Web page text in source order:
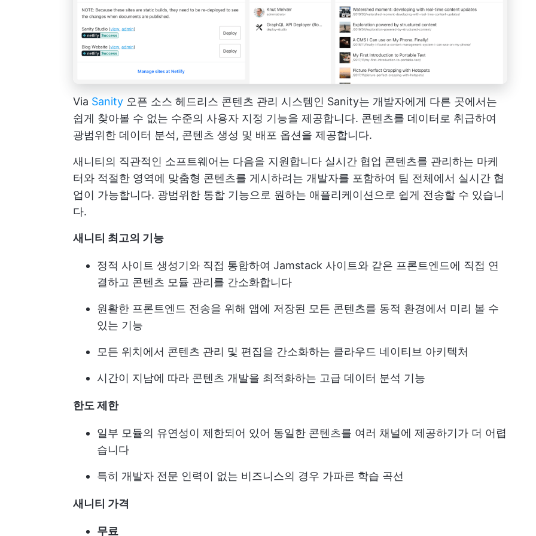
Via Sanity 오픈 소스 헤드리스 콘텐츠 관리 시스템인 Sanity는 개발자에게 다른 곳에서는
쉽게 찾아볼 수 없는 수준의 사용자 지정 기능을 제공합니다. 콘텐츠를 데이터로 취급하여
광범위한 데이터 분석, 콘텐츠 생성 및 배포 옵션을 제공합니다.
새니티의 직관적인 소프트웨어는 다음을 지원합니다 실시간 협업 콘텐츠를 관리하는 마케
터와 적절한 영역에 맞춤형 콘텐츠를 게시하려는 개발자를 포함하여 팀 전체에서 실시간 협
업이 가능합니다. 광범위한 통합 기능으로 원하는 애플리케이션으로 쉽게 전송할 수 있습니
다.
새니티 최고의 기능
정적 사이트 생성기와 직접 통합하여 Jamstack 사이트와 같은 프론트엔드에 직접 연
결하고 콘텐츠 모듈 관리를 간소화합니다
원활한 프론트엔드 전송을 위해 앱에 저장된 모든 콘텐츠를 동적 환경에서 미리 볼 수
있는 기능
모든 위치에서 콘텐츠 관리 및 편집을 간소화하는 클라우드 네이티브 아키텍처
시간이 지남에 따라 콘텐츠 개발을 최적화하는 고급 데이터 분석 기능
한도 제한
일부 모듈의 유연성이 제한되어 있어 동일한 콘텐츠를 여러 채널에 제공하기가 더 어렵
습니다
특히 개발자 전문 인력이 없는 비즈니스의 경우 가파른 학습 곡선
새니티 가격
무료